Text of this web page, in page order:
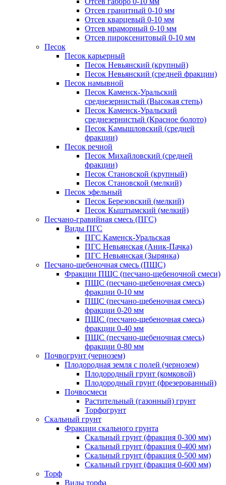
Отсев гранитный 0-10 мм
Отсев кварцевый 0-10 мм
Отсев мраморный 0-10 мм
Отсев пироксенитовый 0-10 мм
Песок
Песок карьерный
Песок Невьянский (крупный)
Песок Невьянский (средней фракции)
Песок намывной
Песок Каменск-Уральский
среднезернистый (Высокая степь)
Песок Каменск-Уральский
среднезернистый (Красное болото)
Песок Камышловский (средней
фракции)
Песок речной
Песок Михайловский (средней
фракции)
Песок Становской (крупный)
Песок Становской (мелкий)
Песок эфельный
Песок Березовский (мелкий)
Песок Кыштымский (мелкий)
Песчано-гравийная смесь (ПГС)
Виды ПГС
ПГС Каменск-Уральская
ПГС Невьянская (Аник-Пачка)
ПГС Невьянская (Зырянка)
Песчано-щебеночная смесь (ПЩС)
Фракции ПЩС (песчано-щебеночной смеси)
ПЩС (песчано-щебеночная смесь)
фракции 0-10 мм
ПЩС (песчано-щебеночная смесь)
фракции 0-20 мм
ПЩС (песчано-щебеночная смесь)
фракции 0-40 мм
ПЩС (песчано-щебеночная смесь)
фракции 0-80 мм
Почвогрунт (чернозем)
Плодородная земля с полей (чернозем)
Плодородный грунт (комковой)
Плодородный грунт (фрезерованный)
Почвосмеси
Растительный (газонный) грунт
Торфогрунт
Скальный грунт
Фракции скального грунта
Скальный грунт (фракция 0-300 мм)
Скальный грунт (фракция 0-400 мм)
Скальный грунт (фракция 0-500 мм)
Скальный грунт (фракция 0-600 мм)
Торф
Виды торфа